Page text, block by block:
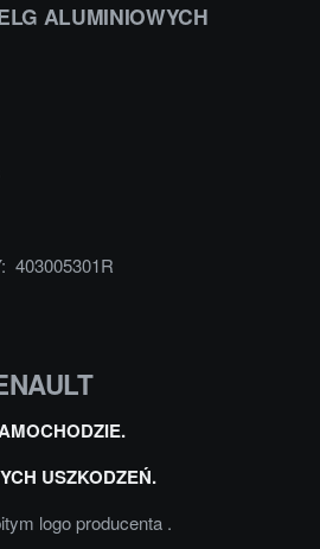
ALUMINIOWYCH
403005301R
USZKODZEŃ.
logo producenta .